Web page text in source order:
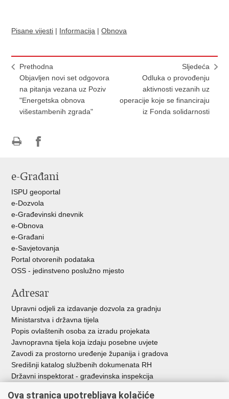
Pisane vijesti | Informacija |Obnova
Prethodna
Objavljen novi set odgovora
na pitanja vezana uz Poziv
"Energetska obnova
višestambenih zgrada"
Sljedeća
Odluka o provođenju
aktivnosti vezanih uz
operacije koje se financiraju
iz Fonda solidarnosti
FacebookuTwitteru
e-Građani
ISPU geoportal
e-Dozvola
e-Građevinski dnevnik
e-Obnova
e-Građani
e-Savjetovanja
Portal otvorenih podataka
OSS - jedinstveno poslužno mjesto
Adresar
Upravni odjeli za izdavanje dozvola za gradnju
Ministarstva i državna tijela
Popis ovlaštenih osoba za izradu projekata
Javnopravna tijela koja izdaju posebne uvjete
Zavodi za prostorno uređenje županija i gradova
Središnji katalog službenih dokumenata RH
Državni inspektorat - građevinska inspekcija
Ova stranica upotrebljava kolačiće